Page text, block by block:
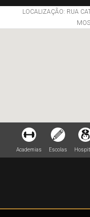
LOCALIZAÇÃO: RUA
Academias Escolas